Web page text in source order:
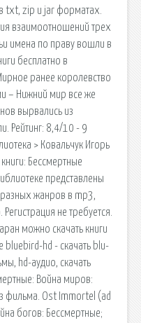
в txt, zip и jar форматах.
взаимоотношений трех
имена по праву вошли в
бесплатно в
ранее королевство
– Нижний мир все же
вырвались из
Рейтинг: 8,4/10 - 9
> Ковальчук Игорь
Бессмертные
представлены
разных жанров в mp3,
не требуется.
можно скачать книги
bluebird-hd - скачать blu-
hd-аудио, скачать
Война миров:
фильма. Ost Immortel (ad
богов: Бессмертные;